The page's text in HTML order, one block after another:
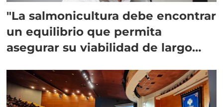
"La salmonicultura debe encontrar
un equilibrio que permita
asegurar su viabilidad de largo